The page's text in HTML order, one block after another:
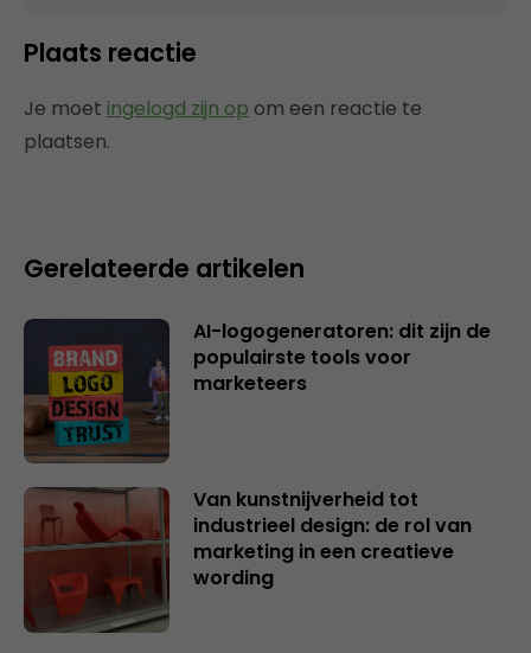
Plaats reactie
Je moet ingelogd zijn op om een reactie te
plaatsen.
Gerelateerde artikelen
AI-logogeneratoren: dit zijn de
populairste tools voor
marketeers
Van kunstnijverheid tot
industrieel design: de rol van
marketing in een creatieve
wording